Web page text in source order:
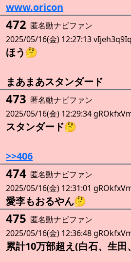
www.oricon
472 匿名動ナビファン
2025/05/16(金) 12:27:13
ほう🤔
まあまあスタンダード
473 匿名動ナビファン
2025/05/16(金) 12:29:34
スタンダード🤔
>>406
474 匿名動ナビファン
2025/05/16(金) 12:31:01
愛李もおるやん🤔
475 匿名動ナビファン
2025/05/16(金) 12:36:48
累計10万部超え(白石、生